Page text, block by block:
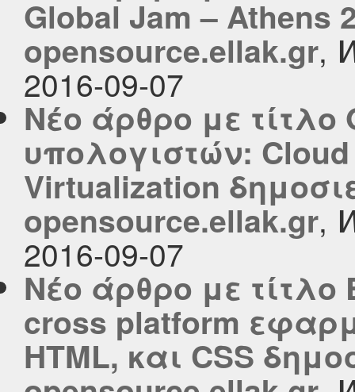
Global Jam – Athens
opensource.ellak.gr,
2016-09-07
Νέο άρθρο με τίτλο
υπολογιστών:
Virtualization
opensource.ellak.gr,
2016-09-07
Νέο άρθρο με τίτλο
cross platform
HTML, και CSS